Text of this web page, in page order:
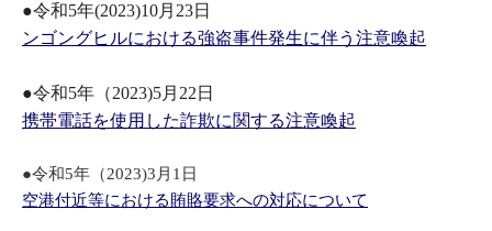
●令和5年(2023)10月23日
ンゴングヒルにおける強盗事件発生に伴う注意喚起
●令和5年（2023)5月22日
携帯電話を使用した詐欺に関する注意喚起
●令和5年（2023)3月1日
空港付近等における賄賂要求への対応について